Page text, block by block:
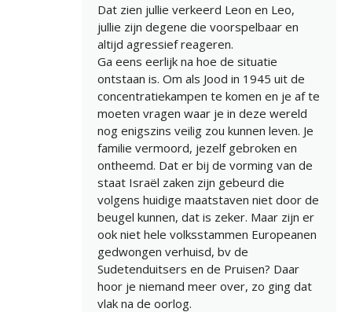
Dat zien jullie verkeerd Leon en Leo,
jullie zijn degene die voorspelbaar en
altijd agressief reageren.
Ga eens eerlijk na hoe de situatie
ontstaan is. Om als Jood in 1945 uit de
concentratiekampen te komen en je af te
moeten vragen waar je in deze wereld
nog enigszins veilig zou kunnen leven. Je
familie vermoord, jezelf gebroken en
ontheemd. Dat er bij de vorming van de
staat Israël zaken zijn gebeurd die
volgens huidige maatstaven niet door de
beugel kunnen, dat is zeker. Maar zijn er
ook niet hele volksstammen Europeanen
gedwongen verhuisd, bv de
Sudetenduitsers en de Pruisen? Daar
hoor je niemand meer over, zo ging dat
vlak na de oorlog.